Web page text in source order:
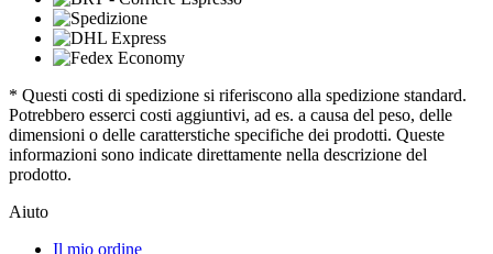
* Questi costi di spedizione si riferiscono alla spedizione standard.
Potrebbero esserci costi aggiuntivi, ad es. a causa del peso, delle
dimensioni o delle caratterstiche specifiche dei prodotti. Queste
informazioni sono indicate direttamente nella descrizione del
prodotto.
Aiuto
Il mio ordine